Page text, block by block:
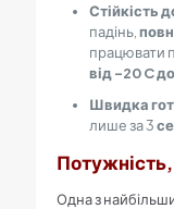
Стійкість
падінь,
працювати
від-20 Cдо
Швидка
лише за 3
Одна з